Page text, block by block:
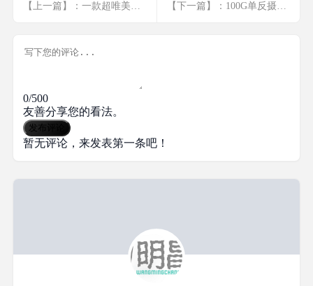
【上一篇】：一款超唯美的表白网站源码分享 【下一篇】：100G单反摄影技巧 摄影爱好必存
0/500
友善分享您的看法。
发布评论
暂无评论，来发表第一条吧！